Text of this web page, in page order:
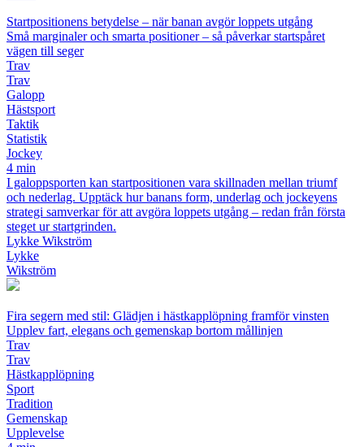
Startpositionens betydelse – när banan avgör loppets utgång
Små marginaler och smarta positioner – så påverkar startspåret
vägen till seger
Trav
Trav
Galopp
Hästsport
Taktik
Statistik
Jockey
4 min
I galoppsporten kan startpositionen vara skillnaden mellan triumf
och nederlag. Upptäck hur banans form, underlag och jockeyens
strategi samverkar för att avgöra loppets utgång – redan från första
steget ur startgrinden.
Lykke Wikström
Lykke
Wikström
Fira segern med stil: Glädjen i hästkapplöpning framför vinsten
Upplev fart, elegans och gemenskap bortom mållinjen
Trav
Trav
Hästkapplöpning
Sport
Tradition
Gemenskap
Upplevelse